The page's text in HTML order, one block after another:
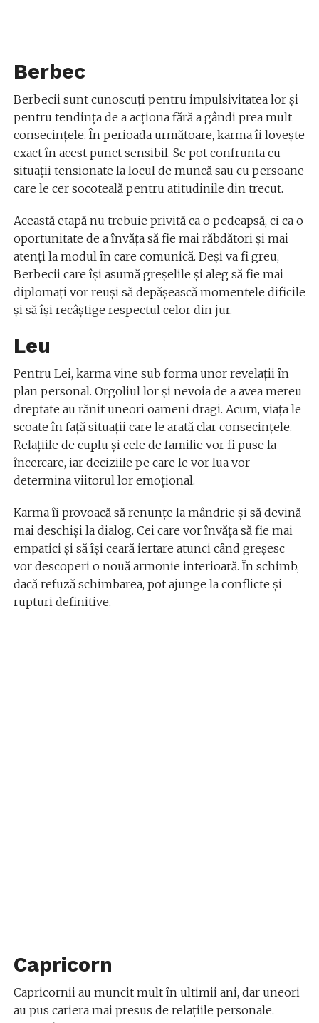
Berbec
Berbecii sunt cunoscuți pentru impulsivitatea lor și
pentru tendința de a acționa fără a gândi prea mult
consecințele. În perioada următoare, karma îi lovește
exact în acest punct sensibil. Se pot confrunta cu
situații tensionate la locul de muncă sau cu persoane
care le cer socoteală pentru atitudinile din trecut.
Această etapă nu trebuie privită ca o pedeapsă, ci ca o
oportunitate de a învăța să fie mai răbdători și mai
atenți la modul în care comunică. Deși va fi greu,
Berbecii care își asumă greșelile și aleg să fie mai
diplomați vor reuși să depășească momentele dificile
și să își recâștige respectul celor din jur.
Leu
Pentru Lei, karma vine sub forma unor revelații în
plan personal. Orgoliul lor și nevoia de a avea mereu
dreptate au rănit uneori oameni dragi. Acum, viața le
scoate în față situații care le arată clar consecințele.
Relațiile de cuplu și cele de familie vor fi puse la
încercare, iar deciziile pe care le vor lua vor
determina viitorul lor emoțional.
Karma îi provoacă să renunțe la mândrie și să devină
mai deschiși la dialog. Cei care vor învăța să fie mai
empatici și să își ceară iertare atunci când greșesc
vor descoperi o nouă armonie interioară. În schimb,
dacă refuză schimbarea, pot ajunge la conflicte și
rupturi definitive.
Capricorn
Capricornii au muncit mult în ultimii ani, dar uneori
au pus cariera mai presus de relațiile personale.